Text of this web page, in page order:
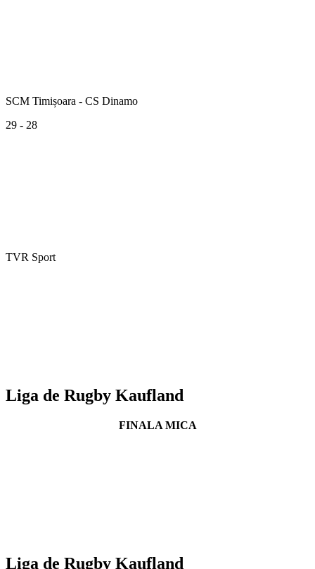
SCM Timișoara - CS Dinamo
29 - 28
TVR Sport
Liga de Rugby Kaufland
FINALA MICA
Liga de Rugby Kaufland